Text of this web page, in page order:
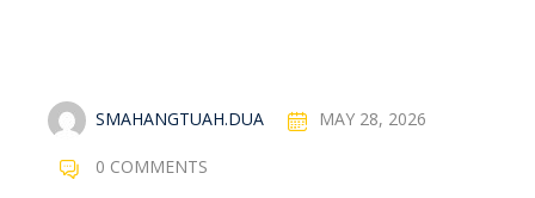
SMAHANGTUAH.DUA MAY 28, 2026
0 COMMENTS